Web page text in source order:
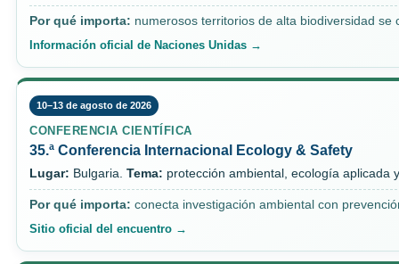
Por qué importa: numerosos territorios de alta biodiversidad
Información oficial de Naciones Unidas →
10–13 de agosto de 2026
CONFERENCIA CIENTÍFICA
35.ª Conferencia Internacional Ecology & Safety
Lugar: Bulgaria. Tema: protección ambiental, ecología aplicada
Por qué importa: conecta investigación ambiental con
Sitio oficial del encuentro →